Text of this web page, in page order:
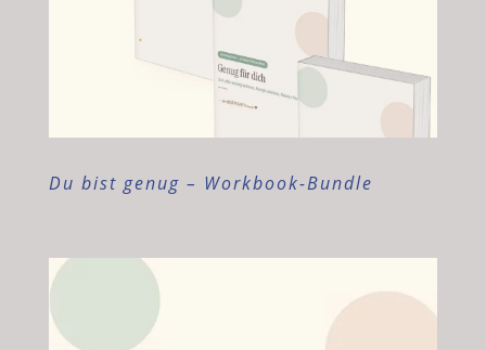
Du bist genug – Workbook-Bundle